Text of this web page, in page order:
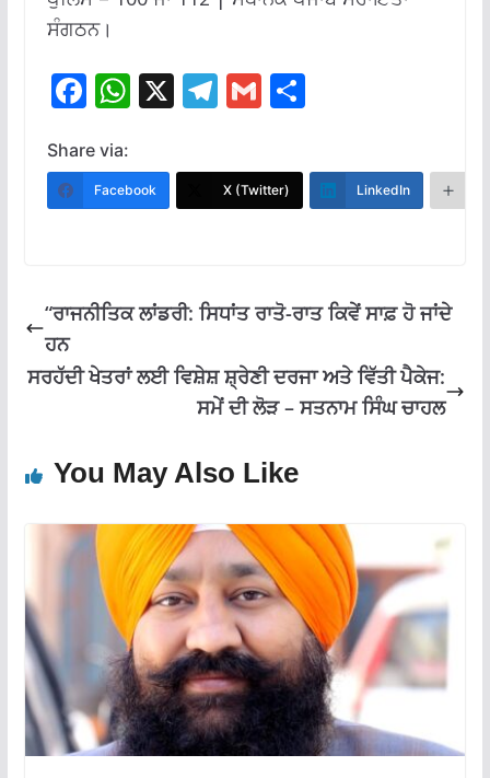
ਸੰਗਠਨ।
F
e
b
k
W
at
s
p
X T
e
gr
G
ai
l
S
ar
e
Share via:
Facebook X (Twitter) LinkedIn
“ਰਾਜਨੀਤਿਕ ਲਾਂਡਰੀ: ਸਿਧਾਂਤ ਰਾਤੋ-ਰਾਤ ਕਿਵੇਂ ਸਾਫ਼ ਹੋ ਜਾਂਦੇ
ਹਨ
ਸਰਹੱਦੀ ਖੇਤਰਾਂ ਲਈ ਵਿਸ਼ੇਸ਼ ਸ਼੍ਰੇਣੀ ਦਰਜਾ ਅਤੇ ਵਿੱਤੀ ਪੈਕੇਜ:
ਸਮੇਂ ਦੀ ਲੋੜ – ਸਤਨਾਮ ਸਿੰਘ ਚਾਹਲ
You May Also Like